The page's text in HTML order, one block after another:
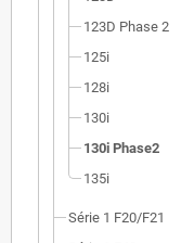
123D Phase 2
125i
128i
130i
130i Phase2
135i
Série 1 F20/F21